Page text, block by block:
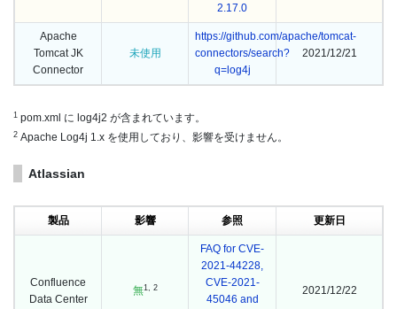
2.17.0
Apache
Tomcat JK
Connector
未使用
https://github.com/apache/tomcat-
connectors/search?
q=log4j
2021/12/21
1 pom.xml に log4j2 が含まれています。
2 Apache Log4j 1.x を使用しており、影響を受けません。
Atlassian
製品 影響 参照 更新日
Confluence
Data Center
無1, 2
FAQ for CVE-
2021-44228,
CVE-2021-
45046 and
2021/12/22